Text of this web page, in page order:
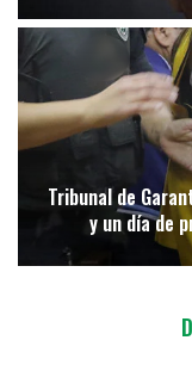
Tribunal de
y un día de